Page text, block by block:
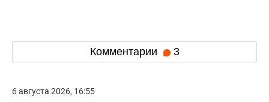
Комментарии 3
6 августа 2026, 16:55